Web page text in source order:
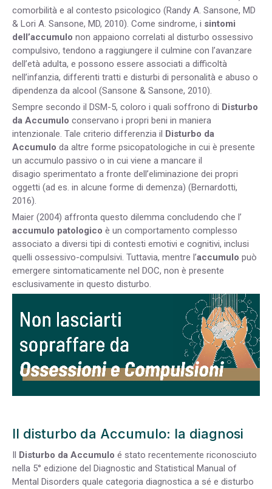
comorbilità e al contesto psicologico (Randy A. Sansone, MD
& Lori A. Sansone, MD, 2010). Come sindrome, i sintomi
dell’accumulo non appaiono correlati al disturbo ossessivo
compulsivo, tendono a raggiungere il culmine con l’avanzare
dell’età adulta, e possono essere associati a difficoltà
nell’infanzia, differenti tratti e disturbi di personalità e abuso o
dipendenza da alcool (Sansone & Sansone, 2010).
Sempre secondo il DSM-5, coloro i quali soffrono di Disturbo
da Accumulo conservano i propri beni in maniera
intenzionale. Tale criterio differenzia il Disturbo da
Accumulo da altre forme psicopatologiche in cui è presente
un accumulo passivo o in cui viene a mancare il
disagio sperimentato a fronte dell’eliminazione dei propri
oggetti (ad es. in alcune forme di demenza) (Bernardotti,
2016).
Maier (2004) affronta questo dilemma concludendo che l’
accumulo patologico è un comportamento complesso
associato a diversi tipi di contesti emotivi e cognitivi, inclusi
quelli ossessivo-compulsivi. Tuttavia, mentre l’accumulo può
emergere sintomaticamente nel DOC, non è presente
esclusivamente in questo disturbo.
Il disturbo da Accumulo: la diagnosi
Disturbo da Accumulo é stato recentemente riconosciuto
nella 5° edizione del Diagnostic and Statistical Manual of
Mental Disorders quale categoria diagnostica a sé e disturbo